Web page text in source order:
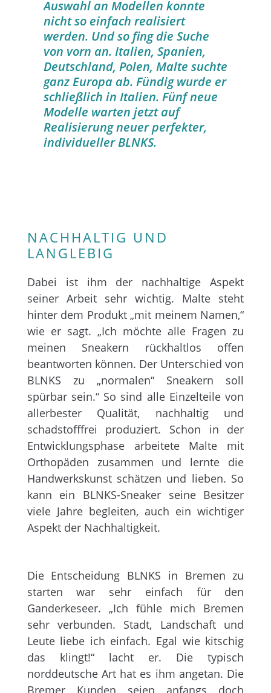
Auswahl an Modellen konnte
nicht so einfach realisiert
werden. Und so fing die Suche
von vorn an. Italien, Spanien,
Deutschland, Polen, Malte suchte
ganz Europa ab. Fündig wurde er
schließlich in Italien. Fünf neue
Modelle warten jetzt auf
Realisierung neuer perfekter,
individueller BLNKS.
NACHHALTIG UND
LANGLEBIG
Dabei ist ihm der nachhaltige Aspekt
seiner Arbeit sehr wichtig. Malte steht
hinter dem Produkt „mit meinem Namen,“
wie er sagt. „Ich möchte alle Fragen zu
meinen Sneakern rückhaltlos offen
beantworten können. Der Unterschied von
BLNKS zu „normalen“ Sneakern soll
spürbar sein.“ So sind alle Einzelteile von
allerbester Qualität, nachhaltig und
schadstofffrei produziert. Schon in der
Entwicklungsphase arbeitete Malte mit
Orthopäden zusammen und lernte die
Handwerkskunst schätzen und lieben. So
kann ein BLNKS-Sneaker seine Besitzer
viele Jahre begleiten, auch ein wichtiger
Aspekt der Nachhaltigkeit.
Die Entscheidung BLNKS in Bremen zu
starten war sehr einfach für den
Ganderkeseer. „Ich fühle mich Bremen
sehr verbunden. Stadt, Landschaft und
Leute liebe ich einfach. Egal wie kitschig
das klingt!“ lacht er. Die typisch
norddeutsche Art hat es ihm angetan. Die
Bremer Kunden seien anfangs doch